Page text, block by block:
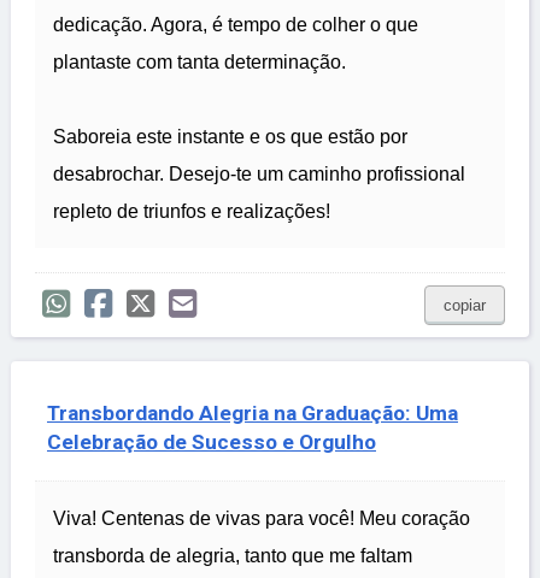
dedicação. Agora, é tempo de colher o que
plantaste com tanta determinação.
Saboreia este instante e os que estão por
desabrochar. Desejo-te um caminho profissional
repleto de triunfos e realizações!
copiar
Transbordando Alegria na Graduação: Uma
Celebração de Sucesso e Orgulho
Viva! Centenas de vivas para você! Meu coração
transborda de alegria, tanto que me faltam